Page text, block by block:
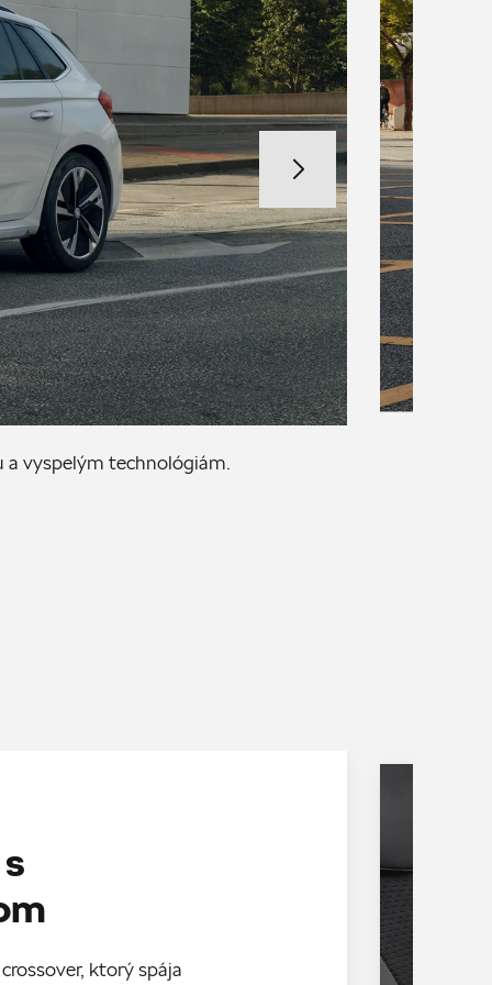
a vyspelým technológiám.
ktorý spája